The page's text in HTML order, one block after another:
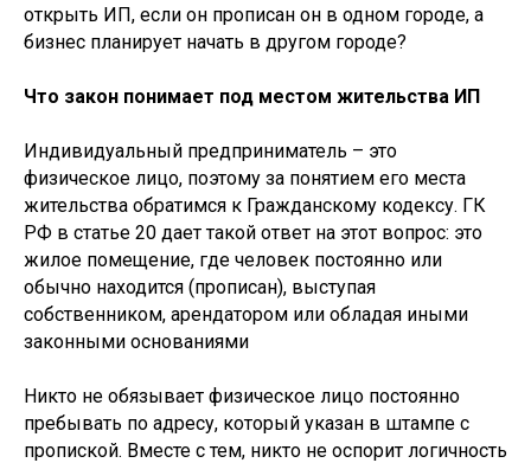
открыть ИП, если он прописан он в одном городе, а
бизнес планирует начать в другом городе?
Что закон понимает под местом жительства ИП
Индивидуальный предприниматель – это
физическое лицо, поэтому за понятием его места
жительства обратимся к Гражданскому кодексу. ГК
РФ в статье 20 дает такой ответ на этот вопрос: это
жилое помещение, где человек постоянно или
обычно находится (прописан), выступая
собственником, арендатором или обладая иными
законными основаниями
Никто не обязывает физическое лицо постоянно
пребывать по адресу, который указан в штампе с
пропиской. Вместе с тем, никто не оспорит логичность